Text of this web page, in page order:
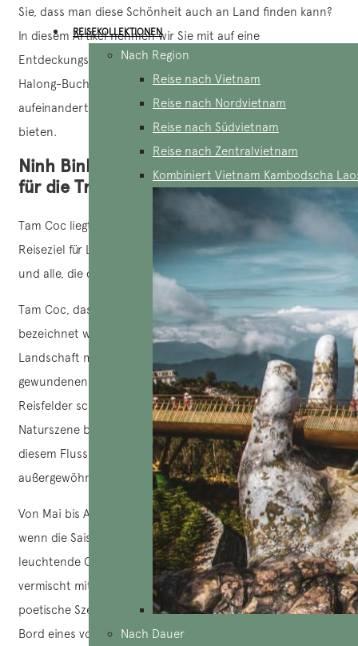
REISEKOLLEKTIONEN
Nach Region
Reise nach Vietnam
Reise nach Nordvietnam
Reise nach Südvietnam
Reise nach Zentralvietnam
Kombiniert Vietnam Kambodscha
Nach Dauer
Sie, dass man diese Schönheit auch an Land finden kann?
In diesem Artikel nehmen wir Sie mit auf eine
Entdeckungsreise zu den fünf spektakulärsten „Trockene
Halong-Bucht“ – Orte, an denen Natur und Gelassenheit
aufeinandertreffen und ein unvergessliches Erlebnis
bieten.
Ninh Binh – Vietnams erste Anregung
für die Trockene Halong-Bucht
Tam Coc liegt in der Provinz Ninh Binh und ist ein perfektes
Reiseziel für Liebhaber majestätischer Naturlandschaften
und alle, die das authentische Vietnam erkunden möchten.
Tam Coc, das auch als „Trockene Halong-Bucht“
bezeichnet wird, zeichnet sich durch seine romantische
Landschaft mit imposanten Karstbergen und dem
gewundenen Fluss Ngo Dong aus, der sich durch grüne
Reisfelder schlängelt und eine friedliche und fesselnde
Naturszene bildet. Sie können sich für eine Bootstour auf
diesem Fluss oder in Trang An entscheiden, um diese
außergewöhnlich schöne Landschaft zu bewundern.
Von Mai bis August ist Tam Coc besonders spektakulär,
wenn die Saison der goldenen Reisfelder beginnt. Das
leuchtende Gelb der Reisfelder entlang des Flusses,
vermischt mit den Grüntönen der Berge, schafft eine
poetische Szenerie, die an ein altes Gemälde erinnert. An
Bord eines von Einheimischen geführten Bootes schippern